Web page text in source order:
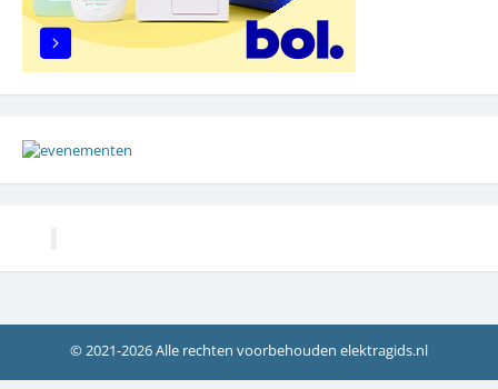
© 2021-2026 Alle rechten voorbehouden elektragids.nl